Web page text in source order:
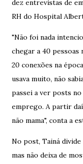
dez entrevistas de
RH do Hospital
"Não foi nada
chegar a 40 pessoas
20 conexões na
usava muito, não
passei a ver posts
emprego. A partir
não mama", conta a
No post, Tainá
mas não deixa de